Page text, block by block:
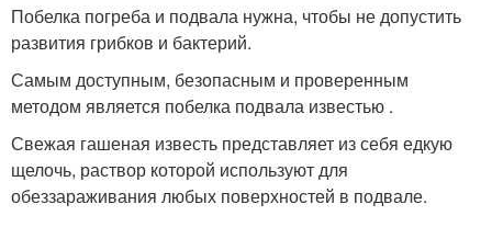
Побелка погреба и подвала нужна, чтобы не допустить
развития грибков и бактерий.
Самым доступным, безопасным и проверенным
методом является побелка подвала известью .
Свежая гашеная известь представляет из себя едкую
щелочь, раствор которой используют для
обеззараживания любых поверхностей в подвале.